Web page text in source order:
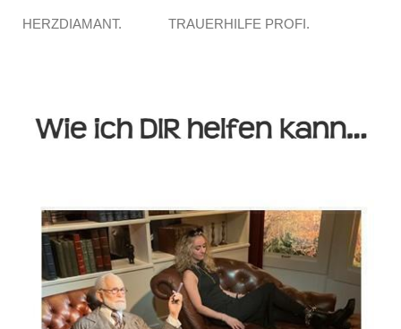
HERZDIAMANT. TRAUERHILFE PROFI.